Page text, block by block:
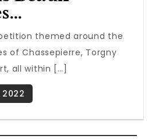
themed around the
of Chassepierre, Torgny
all within […]